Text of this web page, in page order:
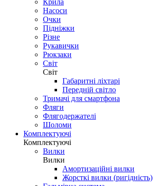
Крила
Насоси
Очки
Підніжки
Різне
Рукавички
Рюкзаки
Світ
Світ
Габаритні ліхтарі
Передній світло
Тримачі для смартфона
Фляги
Флягодержателі
Шоломи
Комплектуючі
Комплектуючі
Вилки
Вилки
Амортизаційні вилки
Жорсткі вилки (ригідність)